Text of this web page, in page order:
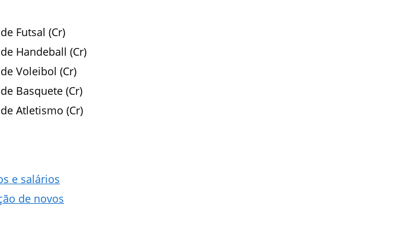
Futsal (Cr)
Handeball (Cr)
Voleibol (Cr)
Basquete (Cr)
Atletismo (Cr)
e salários
de novos